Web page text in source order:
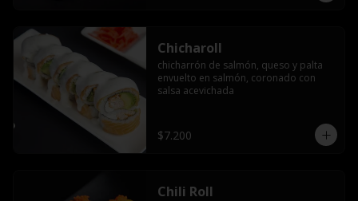
Chicharoll
chicharrón de salmón, queso y palta
envuelto en salmón, coronado con
salsa acevichada
$7.200
Chili Roll